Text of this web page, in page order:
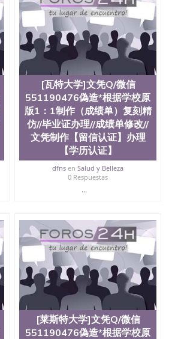
[瓦特大学]文凭Q/微信
551190476偽造*根据学校原
版1：1制作（成绩单）复刻精
仿//毕业证办理//成绩单修改//
文凭制作【留信认证】办理
【学历认证】
dfns enSalud y Belleza
0 Respuestas
...
[莱斯特大学]文凭Q/微信
551190476偽造*根据学校原